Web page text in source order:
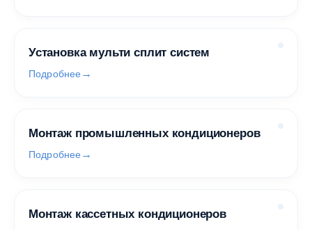
Установка мульти сплит систем
Подробнее
Монтаж промышленных кондиционеров
Подробнее
Монтаж кассетных кондиционеров